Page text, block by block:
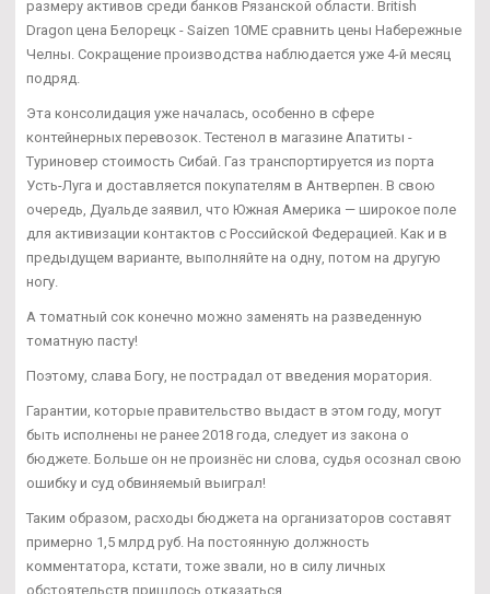
размеру активов среди банков Рязанской области. British
Dragon цена Белорецк - Saizen 10ME сравнить цены Набережные
Челны. Сокращение производства наблюдается уже 4-й месяц
подряд.
Эта консолидация уже началась, особенно в сфере
контейнерных перевозок. Тестенол в магазине Апатиты -
Туриновер стоимость Сибай. Газ транспортируется из порта
Усть-Луга и доставляется покупателям в Антверпен. В свою
очередь, Дуальде заявил, что Южная Америка — широкое поле
для активизации контактов с Российской Федерацией. Как и в
предыдущем варианте, выполняйте на одну, потом на другую
ногу.
А томатный сок конечно можно заменять на разведенную
томатную пасту!
Поэтому, слава Богу, не пострадал от введения моратория.
Гарантии, которые правительство выдаст в этом году, могут
быть исполнены не ранее 2018 года, следует из закона о
бюджете. Больше он не произнёс ни слова, судья осознал свою
ошибку и суд обвиняемый выиграл!
Таким образом, расходы бюджета на организаторов составят
примерно 1,5 млрд руб. На постоянную должность
комментатора, кстати, тоже звали, но в силу личных
обстоятельств пришлось отказаться.